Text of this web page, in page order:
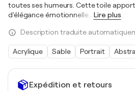
Expédition et retours
toutes ses humeurs. Cette toile
d'élégance émotionnelle
Lire plus
Description traduite
Acrylique Sable Portrait